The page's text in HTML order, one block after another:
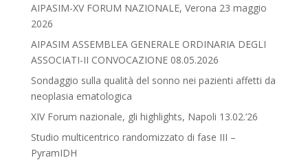
AIPASIM-XV FORUM NAZIONALE, Verona 23 maggio
2026
AIPASIM ASSEMBLEA GENERALE ORDINARIA DEGLI
ASSOCIATI-II CONVOCAZIONE 08.05.2026
Sondaggio sulla qualità del sonno nei pazienti affetti da
neoplasia ematologica
XIV Forum nazionale, gli highlights, Napoli 13.02.’26
Studio multicentrico randomizzato di fase III –
PyramIDH